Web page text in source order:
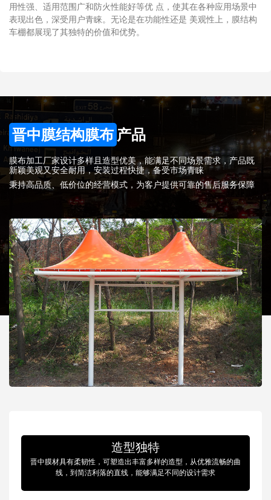
用性强、适用范围广和防火性能好等优 点，使其在各种应用场景中
表现出色，深受用户青睐。无论是在功能性还是 美观性上，膜结构
车棚都展现了其独特的价值和优势。
晋中膜结构膜布 产品
膜布加工厂家设计多样且造型优美，能满足不同场景需求，产品既
新颖美观又安全耐用，安装过程快捷，备受市场青睐
秉持高品质、低价位的经营模式，为客户提供可靠的售后服务保障
造型独特
晋中膜材具有柔韧性，可塑造出丰富多样的造型，从优雅流畅的曲
线，到简洁利落的直线，能够满足不同的设计需求